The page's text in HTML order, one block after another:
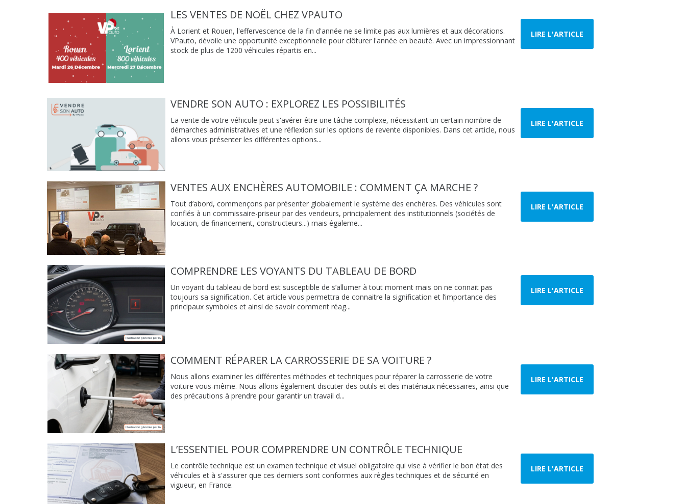
LES VENTES DE NOËL CHEZ VPAUTO
À Lorient et Rouen, l'effervescence de la fin d'année ne se limite pas aux lumières et aux décorations.
VPauto, dévoile une opportunité exceptionnelle pour clôturer l'année en beauté. Avec un impressionnant
stock de plus de 1200 véhicules répartis en...
LIRE L'ARTICLE
VENDRE SON AUTO : EXPLOREZ LES POSSIBILITÉS
La vente de votre véhicule peut s'avérer être une tâche complexe, nécessitant un certain nombre de
démarches administratives et une réflexion sur les options de revente disponibles. Dans cet article, nous
allons vous présenter les différentes options...
LIRE L'ARTICLE
VENTES AUX ENCHÈRES AUTOMOBILE : COMMENT ÇA MARCHE ?
Tout d’abord, commençons par présenter globalement le système des enchères. Des véhicules sont
confiés à un commissaire-priseur par des vendeurs, principalement des institutionnels (sociétés de
location, de financement, constructeurs...) mais égaleme...
LIRE L'ARTICLE
COMPRENDRE LES VOYANTS DU TABLEAU DE BORD
Un voyant du tableau de bord est susceptible de s’allumer à tout moment mais on ne connait pas
toujours sa signification. Cet article vous permettra de connaitre la signification et l’importance des
principaux symboles et ainsi de savoir comment réag...
LIRE L'ARTICLE
COMMENT RÉPARER LA CARROSSERIE DE SA VOITURE ?
Nous allons examiner les différentes méthodes et techniques pour réparer la carrosserie de votre
voiture vous-même. Nous allons également discuter des outils et des matériaux nécessaires, ainsi que
des précautions à prendre pour garantir un travail d...
LIRE L'ARTICLE
L’ESSENTIEL POUR COMPRENDRE UN CONTRÔLE TECHNIQUE
Le contrôle technique est un examen technique et visuel obligatoire qui vise à vérifier le bon état des
véhicules et à s'assurer que ces derniers sont conformes aux règles techniques et de sécurité en
vigueur, en France.
LIRE L'ARTICLE